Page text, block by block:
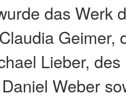
das Werk
Geimer,
Lieber,
Weber